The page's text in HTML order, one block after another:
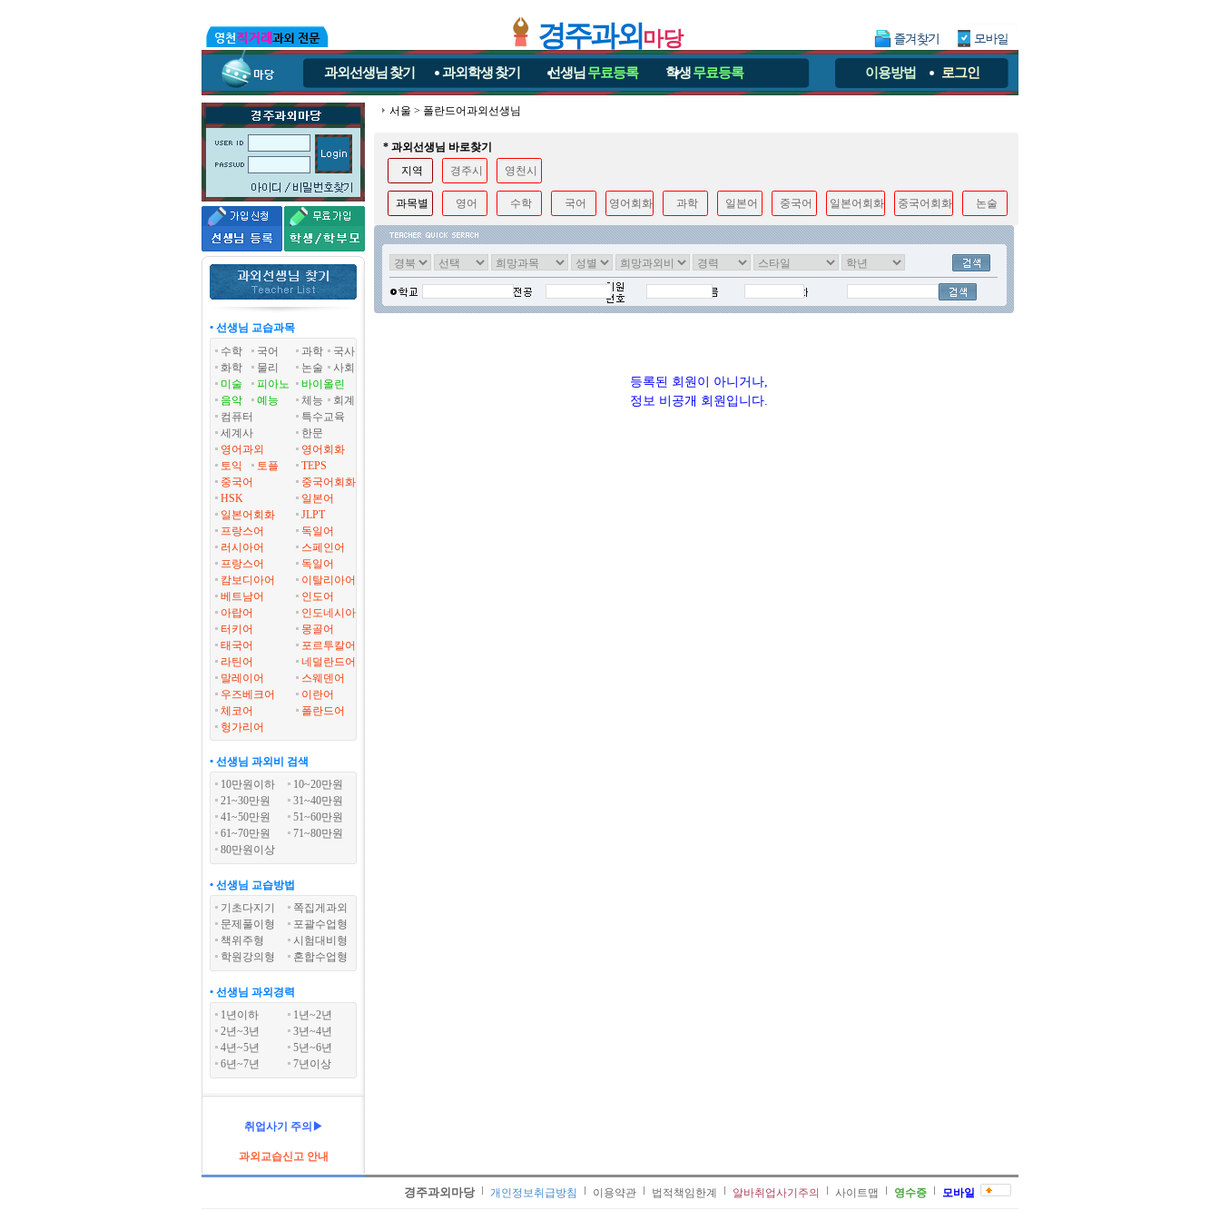
경주과외마당
과외선생님 찾기 과외학생찾기 선생님 무료등록 학생무료등록 이용방법 로그인
• 선생님 교습과목
수학
국어 과학
국사
화학
물리 논술
사회
미술
피아노
바이올린
음악
예능 체능
회계
컴퓨터
특수교육
세계사
한문
영어과외
영어회화
토익
토플
TEPS
중국어
중국어회화
HSK
일본어
일본어회화
JLPT
프랑스어
독일어
러시아어
스페인어
프랑스어
독일어
캄보디아어
이탈리아어
베트남어
인도어
아랍어
인도네시아
터키어
몽골어
태국어
포르투칼어
라틴어
네덜란드어
말레이어
스웨덴어
우즈베크어
이란어
체코어
폴란드어
헝가리어
• 선생님 과외비 검색
10만원이하
10~20만원
21~30만원
31~40만원
41~50만원
51~60만원
61~70만원
71~80만원
80만원이상
• 선생님 교습방법
기초다지기
쪽집게과외
문제풀이형
포괄수업형
책위주형
시험대비형
학원강의형
혼합수업형
• 선생님 과외경력
1년이하
1년~2년
2년~3년
3년~4년
4년~5년
5년~6년
6년~7년
7년이상
취업사기 주의▶
과외교습신고 안내
서울 > 폴란드어과외선생님
* 과외선생님 바로찾기
지역
경주시 영천시
과목별 영어 수학 국어 영어회화 과학 일본어 중국어 일본어회화 중국어회화 논술
등록된 회원이 아니거나,
정보 비공개 회원입니다.
경주과외마당 개인정보취급방침 이용약관 법적책임한계 알바취업사기주의 사이트맵 영수증 모바일